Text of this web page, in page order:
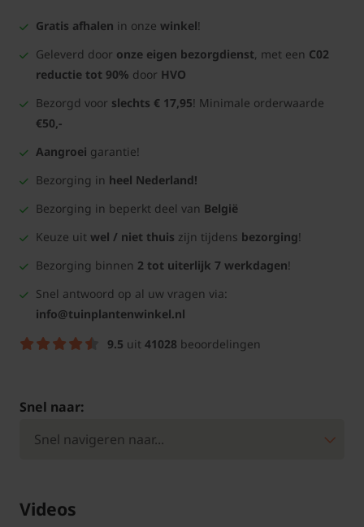
Gratis afhalen in onze winkel!
Geleverd door onze eigen bezorgdienst, met een C02
reductie tot 90% door HVO
Bezorgd voor slechts € 17,95! Minimale orderwaarde
€50,-
Aangroei garantie!
Bezorging in heel Nederland!
Bezorging in beperkt deel van België
Keuze uit wel / niet thuis zijn tijdens bezorging!
Bezorging binnen 2 tot uiterlijk 7 werkdagen!
Snel antwoord op al uw vragen via:
info@tuinplantenwinkel.nl
9.5 uit 41028 beoordelingen
Snel naar:
Videos